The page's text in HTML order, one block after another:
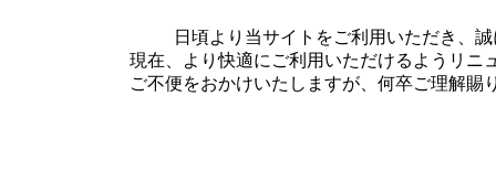
日頃より当サイトをご利用いただき、
現在、より快適にご利用いただけるようリニ
ご不便をおかけいたしますが、何卒ご理解賜